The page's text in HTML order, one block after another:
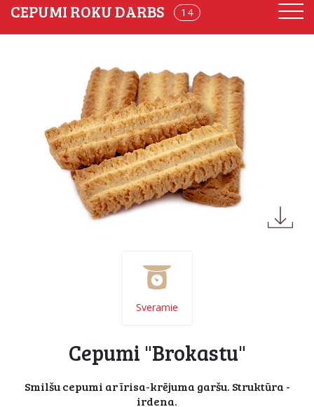
68
CEPUMI ROKU DARBS 14
Sveramie
Cepumi "Brokastu"
Smilšu cepumi ar īrisa-krējuma garšu. Struktūra -
irdena.